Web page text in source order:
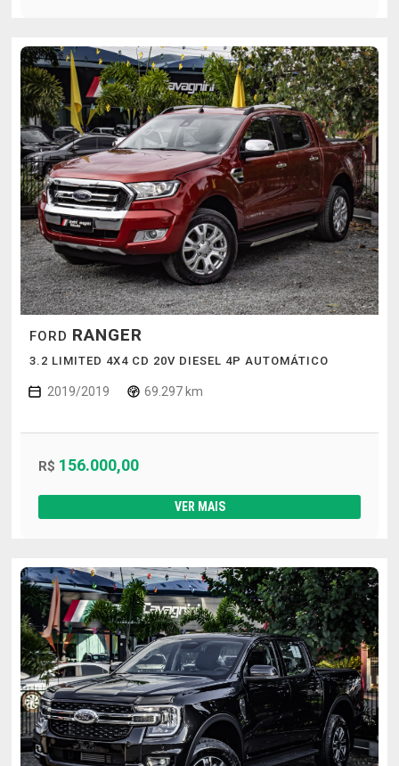
FORD RANGER
3.2 LIMITED 4X4 CD 20V DIESEL 4P AUTOMÁTICO
2019/2019 69.297 km
R$ 156.000,00
VER MAIS